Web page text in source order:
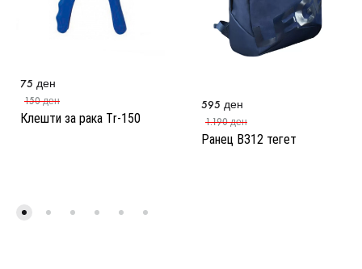
Клешти за рака Тr-150
75 ден
150ден
Ранец B312 тегет
595 ден
1.190ден